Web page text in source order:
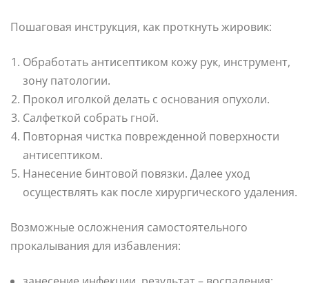
Пошаговая инструкция, как проткнуть жировик:
Обработать антисептиком кожу рук, инструмент,
зону патологии.
Прокол иголкой делать с основания опухоли.
Салфеткой собрать гной.
Повторная чистка поврежденной поверхности
антисептиком.
Нанесение бинтовой повязки. Далее уход
осуществлять как после хирургического удаления.
Возможные осложнения самостоятельного
прокалывания для избавления: